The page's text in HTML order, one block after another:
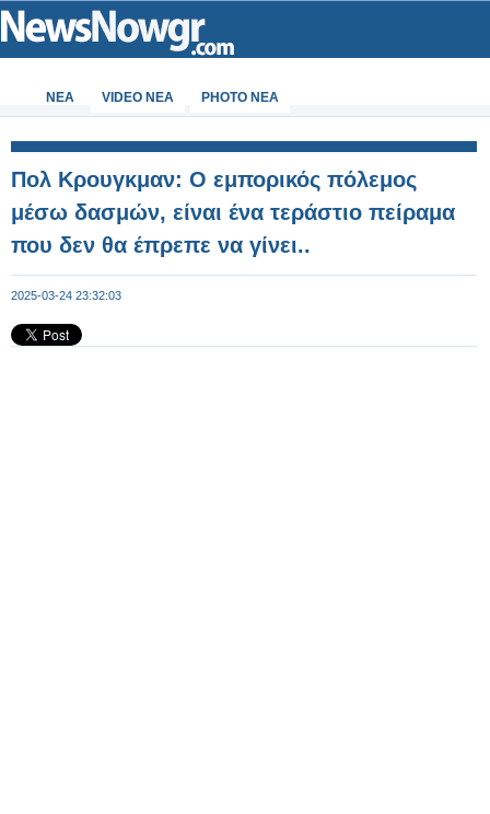
ΝΕΑ VIDEO NEA PHOTO NEA
Πολ Κρουγκμαν: O εμπορικός πόλεμος
μέσω δασμών, είναι ένα τεράστιο πείραμα
που δεν θα έπρεπε να γίνει..
2025-03-24 23:32:03